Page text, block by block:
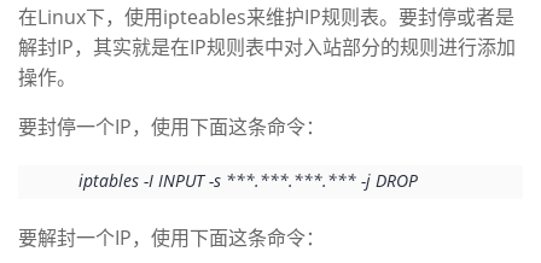
的
我
坛
圈
的
我
在Linux下，使用ipteables来维护IP规则表。要封停或者是
解封IP，其实就是在IP规则表中对入站部分的规则进行添加
操作。
要封停一个IP，使用下面这条命令：
iptables -I INPUT -s ***.***.***.*** -j DROP
要解封一个IP，使用下面这条命令：